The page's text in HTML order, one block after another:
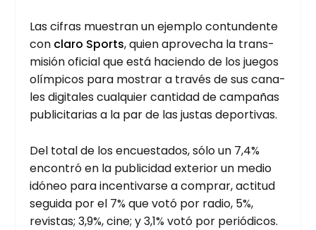
Las cifras mues­tran un ejem­plo con­tun­den­te
con cla­ro Sports, quien apro­ve­cha la trans­
mi­sión ofi­cial que está hacien­do de los jue­gos
olím­pi­cos para mos­trar a tra­vés de sus cana­
les digi­ta­les cual­quier can­ti­dad de cam­pa­ñas
publi­ci­ta­rias a la par de las jus­tas depor­ti­vas.
Del total de los encues­ta­dos, sólo un 7,4%
encon­tró en la publi­ci­dad exte­rior un medio
idó­neo para incen­ti­var­se a com­prar, acti­tud
segui­da por el 7% que votó por radio, 5%,
revis­tas; 3,9%, cine; y 3,1% votó por perió­di­cos.